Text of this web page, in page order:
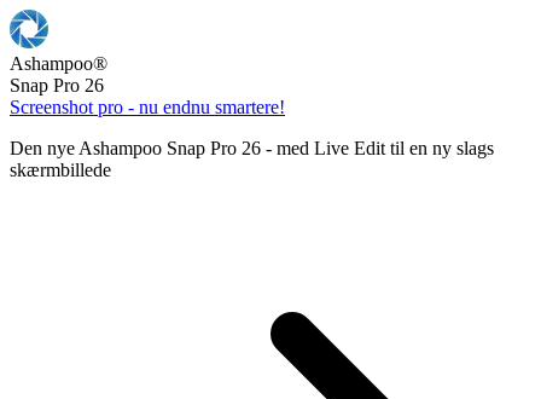
Ashampoo®
Snap Pro 26
Screenshot pro - nu endnu smartere!
Den nye Ashampoo Snap Pro 26 - med Live Edit til en ny slags
skærmbillede